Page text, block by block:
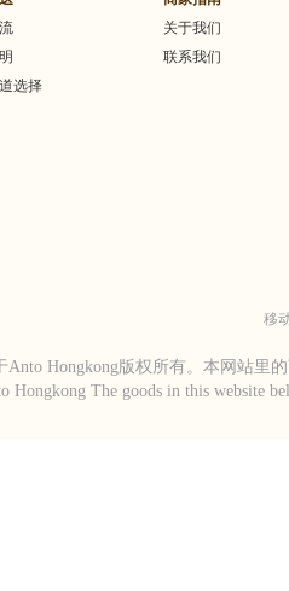
选择
关于我们
联系我们
移
Anto Hongkong版权所有。本网站里
Hongkong The goods in this website